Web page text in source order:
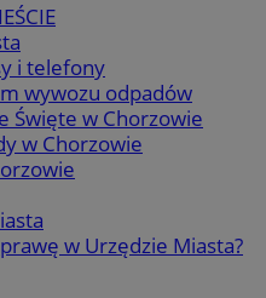
i telefony
wywozu odpadów
Święte w Chorzowie
w Chorzowie
w Urzędzie Miasta?